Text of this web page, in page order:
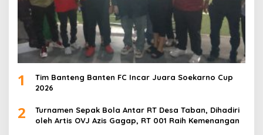
1
Tim Banteng Banten FC Incar Juara Soekarno Cup
2026
2
Turnamen Sepak Bola Antar RT Desa Taban, Dihadiri
oleh Artis OVJ Azis Gagap, RT 001 Raih Kemenangan